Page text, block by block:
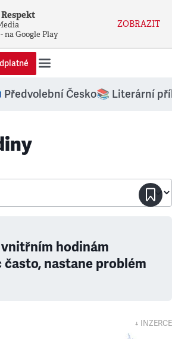
na Google Play
ZOBRAZIT
Česko📚 Literární
vnitřním hodinám
často, nastane problém
↓ INZERCE